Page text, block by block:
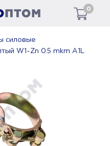
0
силовые
W1-Zn 0.5 mkm A1L